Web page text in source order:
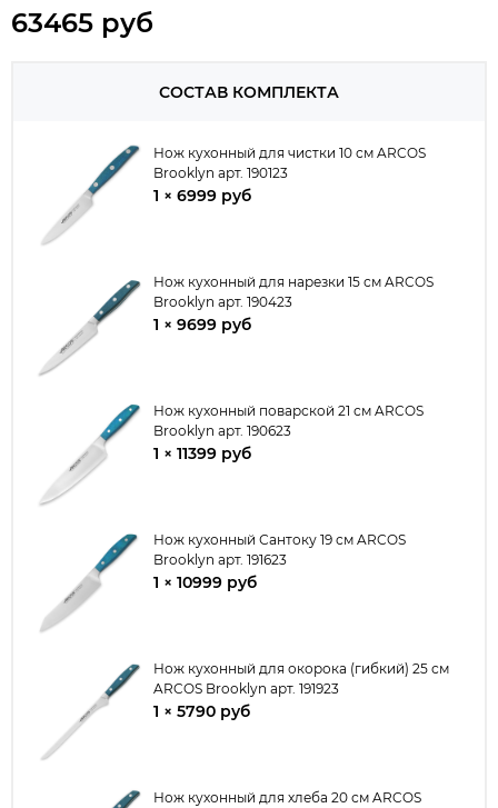
63465 руб
СОСТАВ КОМПЛЕКТА
Нож кухонный для чистки 10 см ARCOS
Brooklyn арт. 190123
1 × 6999 руб
Нож кухонный для нарезки 15 см ARCOS
Brooklyn арт. 190423
1 × 9699 руб
Нож кухонный поварской 21 см ARCOS
Brooklyn арт. 190623
1 × 11399 руб
Нож кухонный Сантоку 19 см ARCOS
Brooklyn арт. 191623
1 × 10999 руб
Нож кухонный для окорока (гибкий) 25 см
ARCOS Brooklyn арт. 191923
1 × 5790 руб
Нож кухонный для хлеба 20 см ARCOS